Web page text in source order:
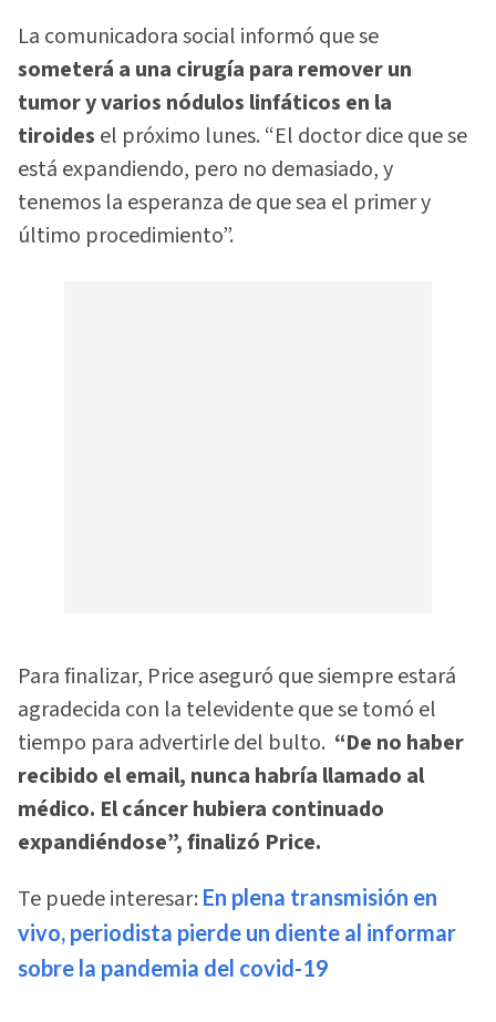
La comunicadora social informó que se
someterá a una cirugía para remover un
tumor y varios nódulos linfáticos en la
tiroides el próximo lunes. “El doctor dice que se
está expandiendo, pero no demasiado, y
tenemos la esperanza de que sea el primer y
último procedimiento”.
Para finalizar, Price aseguró que siempre estará
agradecida con la televidente que se tomó el
tiempo para advertirle del bulto. “De no haber
recibido el email, nunca habría llamado al
médico. El cáncer hubiera continuado
expandiéndose”, finalizó Price.
Te puede interesar: En plena transmisión en
vivo, periodista pierde un diente al informar
sobre la pandemia del covid-19